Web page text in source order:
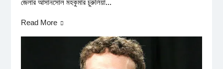
জেলার আসানসোল মহকুমার চুরুলিয়া...
Read More